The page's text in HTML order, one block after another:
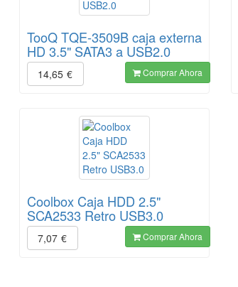
TooQ TQE-3509B caja externa
HD 3.5" SATA3 a USB2.0
14,65 € Comprar Ahora
Coolbox Caja HDD 2.5"
SCA2533 Retro USB3.0
7,07 € Comprar Ahora